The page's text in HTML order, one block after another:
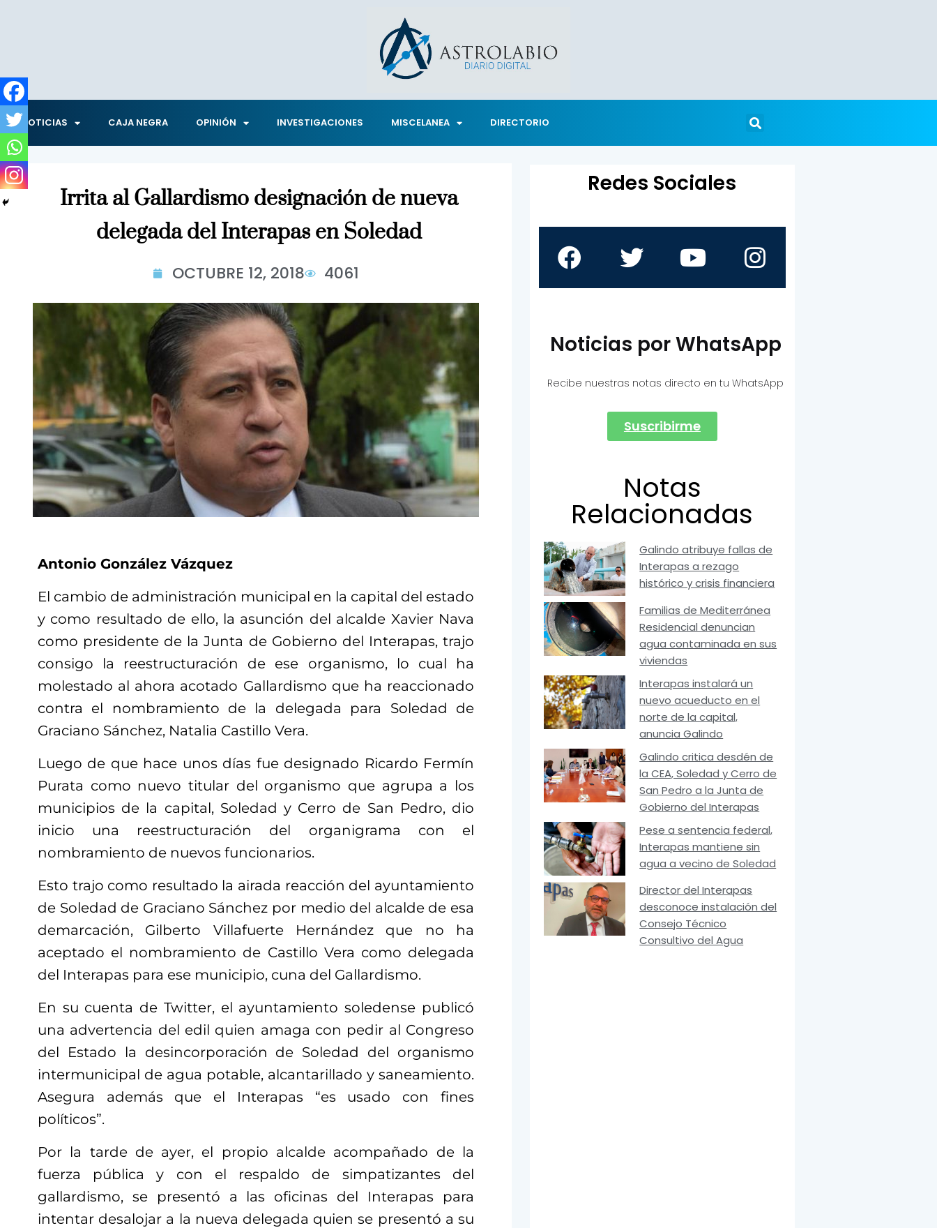
NOTICIAS CAJA NEGRA OPINIÓN INVESTIGACIONES MISCELANEA DIRECTORIO
Irrita al Gallardismo designación de nueva
delegada del Interapas en Soledad
OCTUBRE 12, 2018 4061
Antonio González Vázquez
El cambio de administración municipal en la capital del estado
y como resultado de ello, la asunción del alcalde Xavier Nava
como presidente de la Junta de Gobierno del Interapas, trajo
consigo la reestructuración de ese organismo, lo cual ha
molestado al ahora acotado Gallardismo que ha reaccionado
contra el nombramiento de la delegada para Soledad de
Graciano Sánchez, Natalia Castillo Vera.
Luego de que hace unos días fue designado Ricardo Fermín
Purata como nuevo titular del organismo que agrupa a los
municipios de la capital, Soledad y Cerro de San Pedro, dio
inicio una reestructuración del organigrama con el
nombramiento de nuevos funcionarios.
Esto trajo como resultado la airada reacción del ayuntamiento
de Soledad de Graciano Sánchez por medio del alcalde de esa
demarcación, Gilberto Villafuerte Hernández que no ha
aceptado el nombramiento de Castillo Vera como delegada
del Interapas para ese municipio, cuna del Gallardismo.
En su cuenta de Twitter, el ayuntamiento soledense publicó
una advertencia del edil quien amaga con pedir al Congreso
del Estado la desincorporación de Soledad del organismo
intermunicipal de agua potable, alcantarillado y saneamiento.
Asegura además que el Interapas “es usado con fines
políticos”.
Por la tarde de ayer, el propio alcalde acompañado de la
fuerza pública y con el respaldo de simpatizantes del
gallardismo, se presentó a las oficinas del Interapas para
intentar desalojar a la nueva delegada quien se presentó a su
Redes Sociales
Noticias por WhatsApp
Recibe nuestras notas directo en tu WhatsApp
Suscribirme
Notas
Relacionadas
Galindo atribuye fallas de
Interapas a rezago
histórico y crisis financiera
Familias de Mediterránea
Residencial denuncian
agua contaminada en sus
viviendas
Interapas instalará un
nuevo acueducto en el
norte de la capital,
anuncia Galindo
Galindo critica desdén de
la CEA, Soledad y Cerro de
San Pedro a la Junta de
Gobierno del Interapas
Pese a sentencia federal,
Interapas mantiene sin
agua a vecino de Soledad
Director del Interapas
desconoce instalación del
Consejo Técnico
Consultivo del Agua